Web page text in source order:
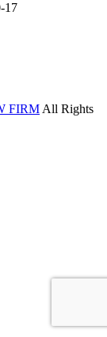
17
FIRM All Rights